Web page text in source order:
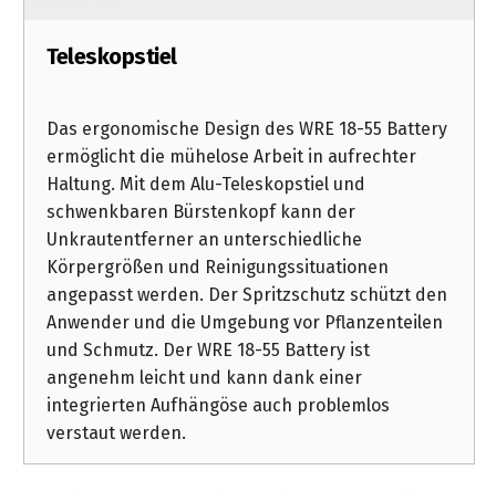
Teleskopstiel
Das ergonomische Design des WRE 18-55 Battery
ermöglicht die mühelose Arbeit in aufrechter
Haltung. Mit dem Alu-Teleskopstiel und
schwenkbaren Bürstenkopf kann der
Unkrautentferner an unterschiedliche
Körpergrößen und Reinigungssituationen
angepasst werden. Der Spritzschutz schützt den
Anwender und die Umgebung vor Pflanzenteilen
und Schmutz. Der WRE 18-55 Battery ist
angenehm leicht und kann dank einer
integrierten Aufhängöse auch problemlos
verstaut werden.